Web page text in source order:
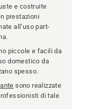
e costruite
prestazioni
all’uso part-
piccole e facili da
domestico da
spesso.
sono realizzate
di tale